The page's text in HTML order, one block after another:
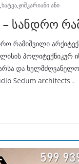
,ხატვა,ჯიშკარიანი ანი
– სანდრო
რამიშვილი
პოლიტექნიკურ
და
Sedum architects .